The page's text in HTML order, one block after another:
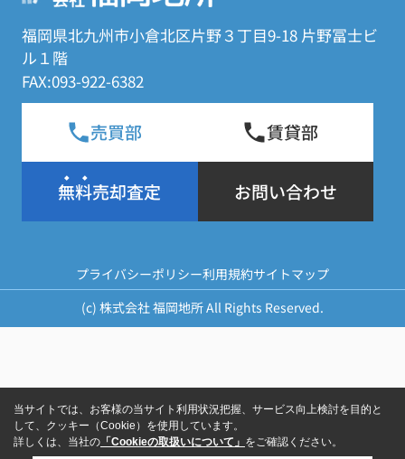
福岡県北九州市小倉北区片野３丁目9-18 片野冨士ビ
ル１階
FAX:093-922-6382
売買部 賃貸部
無料売却査定 お問い合わせ
プライバシーポリシー利用規約サイトマップ
(c) 株式会社 福岡地所 All Rights Reserved.
当サイトでは、お客様の当サイト利用状況把握、サービス向上検討を目的と
して、クッキー（Cookie）を使用しています。
詳しくは、当社の 「Cookieの取扱いについて」 をご確認ください。